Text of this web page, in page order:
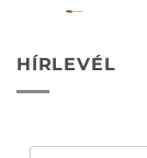
HÍRLEVÉL